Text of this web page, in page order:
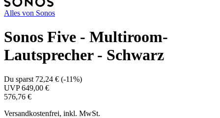
Alles von Sonos
Sonos Five - Multiroom-
Lautsprecher - Schwarz
Du sparst 72,24 € (-11%)
UVP649,00 €
576,76 €
Versandkostenfrei, inkl. MwSt.